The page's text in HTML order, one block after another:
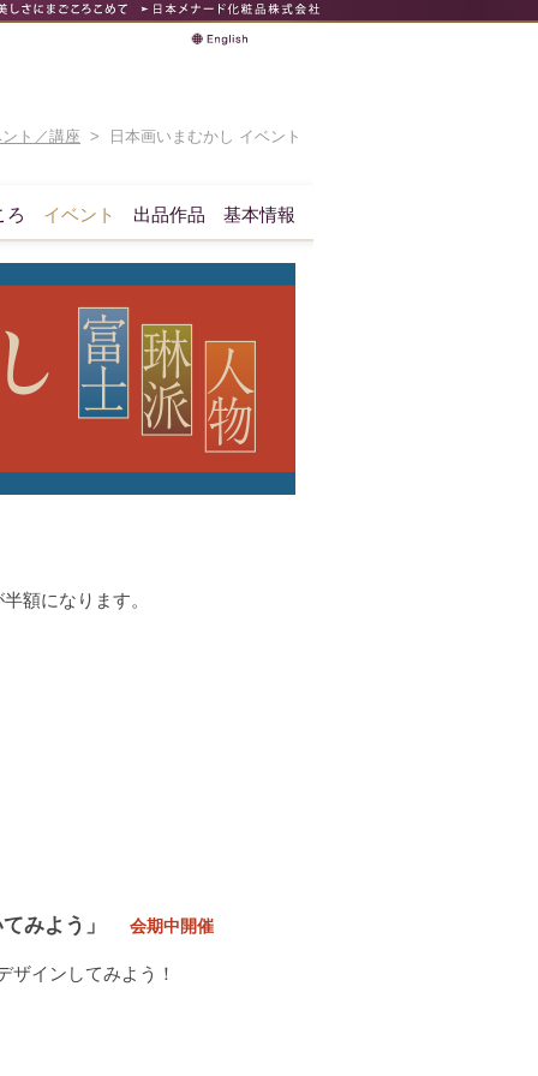
ト／講座 > 日本画いまむかし イベント
基本情報
出品作品
イベント
ろ
額になります。
みよう」 会期中開催
ザインしてみよう！